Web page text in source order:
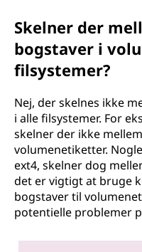
Skelner der
bogstaver i
filsystemer?
Nej, der skelnes ikke
i alle filsystemer. For
skelner der ikke
volumenetiketter.
ext4, skelner dog
det er vigtigt at bruge
bogstaver til
potentielle problemer